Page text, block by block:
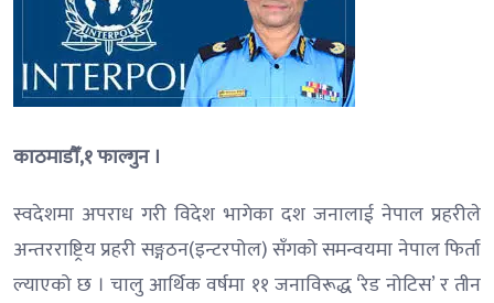
काठमाडौँ,१ फाल्गुन ।
स्वदेशमा अपराध गरी विदेश भागेका दश जनालाई नेपाल प्रहरीले
अन्तरराष्ट्रिय प्रहरी सङ्गठन(इन्टरपोल) सँगको समन्वयमा नेपाल फिर्ता
ल्याएको छ । चालु आर्थिक वर्षमा ११ जनाविरूद्ध ‘रेड नोटिस’ र तीन